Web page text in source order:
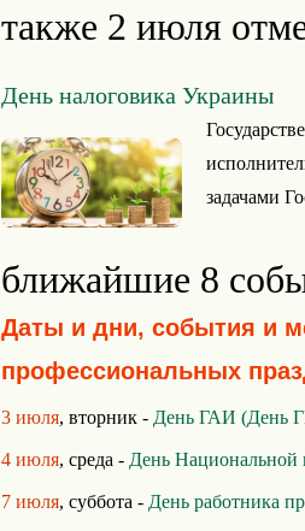
также 2 июля
День налоговика Украины
задачами
ближайшие 8
Даты и дни, события и
профессиональных
3 июля, вторник - День ГАИ
4 июля, среда - День
7 июля, суббота - День работника